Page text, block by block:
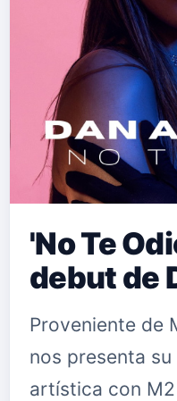
en el exitoso 4
No Tiene
equipo al
compositor
'No Te
debut de
Proveniente de
nos presenta
artística con